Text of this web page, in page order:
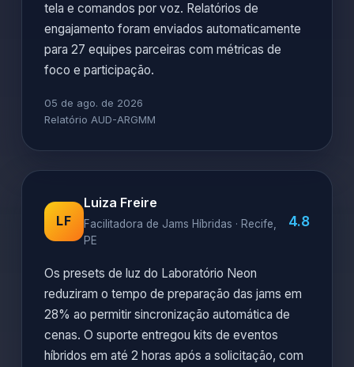
tela e comandos por voz. Relatórios de
engajamento foram enviados automaticamente
para 27 equipes parceiras com métricas de
foco e participação.
05 de ago. de 2026
Relatório AUD-ARGMM
LF
Luiza Freire
Facilitadora de Jams Híbridas · Recife,
PE
4.8
Os presets de luz do Laboratório Neon
reduziram o tempo de preparação das jams em
28% ao permitir sincronização automática de
cenas. O suporte entregou kits de eventos
híbridos em até 2 horas após a solicitação, com